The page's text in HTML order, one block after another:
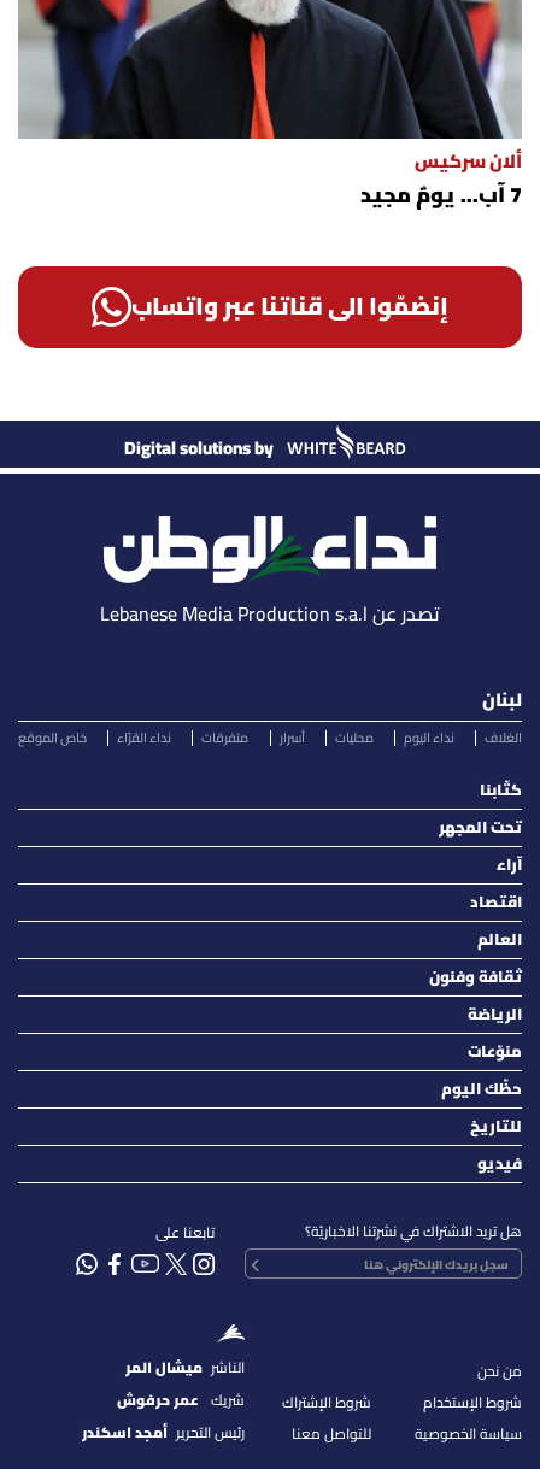
ألان سركيس
7 آب... يومٌ مجيد
إنضمّوا الى قناتنا عبر واتساب
Digital solutions by
تصدر عن Lebanese Media Production s.a.l
لبنان
الغلاف نداء اليوم محليات أسرار متفرقات نداء القرّاء خاص الموقع
كتّابنا
تحت المجهر
آراء
اقتصاد
العالم
ثقافة وفنون
الرياضة
منوّعات
حظّك اليوم
للتاريخ
فيديو
هل تريد الاشتراك في نشرتنا الاخباريّة؟ تابعنا على
من نحن
شروط الإستخدام
سياسة الخصوصية
شروط الإشتراك
للتواصل معنا
الناشر ميشال المر
شريك عمر حرفوش
رئيس التحرير أمجد اسكندر